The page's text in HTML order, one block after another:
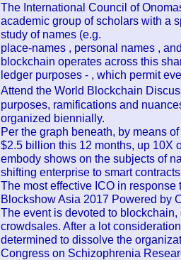
The International Council of
academic group of scholars with a
study of names (e.g.
place-names , personal names ,
blockchain operates across this
ledger purposes - , which permit
Attend the World Blockchain
purposes, ramifications and
organized biennially.
Per the graph beneath, by means
$2.5 billion this 12 months, up 10X
embody shows on the subjects of
shifting enterprise to smart
The most effective ICO in
Blockshow Asia 2017 Powered by
The event is devoted to
crowdsales. After a lot
determined to dissolve the
Congress on Schizophrenia